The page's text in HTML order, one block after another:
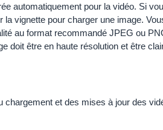
automatiquement pour la vidéo. Si
la vignette pour charger une image.
au format recommandé JPEG ou
doit être en haute résolution et être
chargement et des mises à jour des